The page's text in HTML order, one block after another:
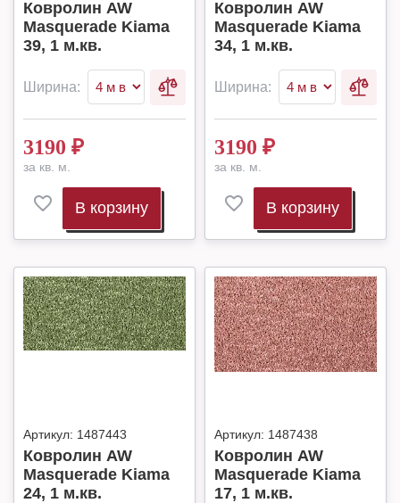
Ковролин AW
Masquerade Kiama
39, 1 м.кв.
Ширина:
3190 ₽
за кв. м.
В корзину
Ковролин AW
Masquerade Kiama
34, 1 м.кв.
Ширина:
3190 ₽
за кв. м.
В корзину
Артикул: 1487443
Ковролин AW
Masquerade Kiama
24, 1 м.кв.
Артикул: 1487438
Ковролин AW
Masquerade Kiama
17, 1 м.кв.